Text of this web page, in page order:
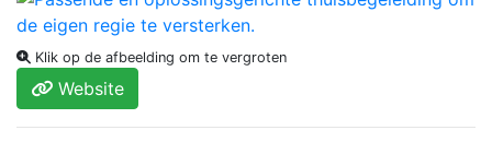
Klik op de afbeelding om te vergroten
Website